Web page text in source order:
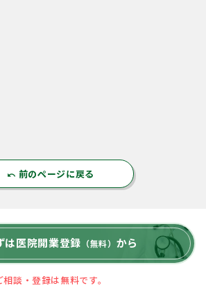
undo 前のページに戻る
は医院開業登録 （無料） から
相談・登録は無料です。